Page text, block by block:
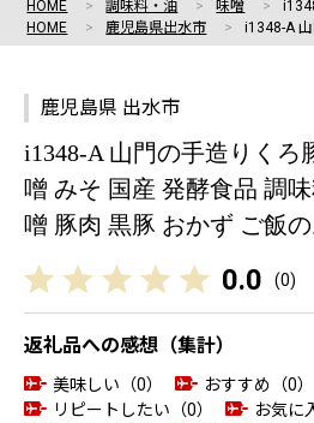
HOME 調味料・油 味噌
HOME
鹿児島県出水市 i1348-A
鹿児島県 出水市
i1348-A 山門の手造りくろ
噌 みそ 国産 発酵食品 調
噌 豚肉 黒豚 おかず ご飯の
0.0 (0)
返礼品への感想（集計）
美味しい（0）
おすすめ（0）
リピートしたい（0）
お気に